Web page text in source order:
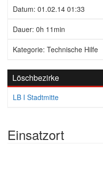
Datum: 01.02.14 01:33
Dauer: 0h 11min
Kategorie: Technische Hilfe
Löschbezirke
LB I Stadtmitte
Einsatzort